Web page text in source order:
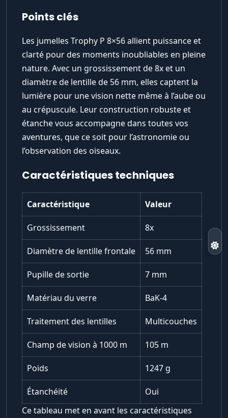
Points clés
Les jumelles Trophy P 8×56 allient puissance et
clarté pour des moments inoubliables en pleine
nature. Avec un grossissement de 8x et un
diamètre de lentille de 56 mm, elles captent la
lumière pour une vision nette même à l’aube ou
au crépuscule. Leur construction robuste et
étanche vous accompagne dans toutes vos
aventures, que ce soit pour l’astronomie ou
l’observation des oiseaux.
Caractéristiques techniques
Caractéristique Valeur
Grossissement 8x
Diamètre de lentille frontale 56 mm
Pupille de sortie 7 mm
Matériau du verre BaK-4
Traitement des lentilles Multicouches
Champ de vision à 1000 m 105 m
Poids 1247 g
Étanchéité
Oui
Ce tableau met en avant les caractéristiques